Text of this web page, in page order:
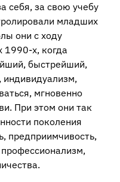
себя, за свою учебу
младших
они с ходу
1990-х, когда
быстрейший,
индивидуализм,
мгновенно
При этом они так
поколения
предприимчивость,